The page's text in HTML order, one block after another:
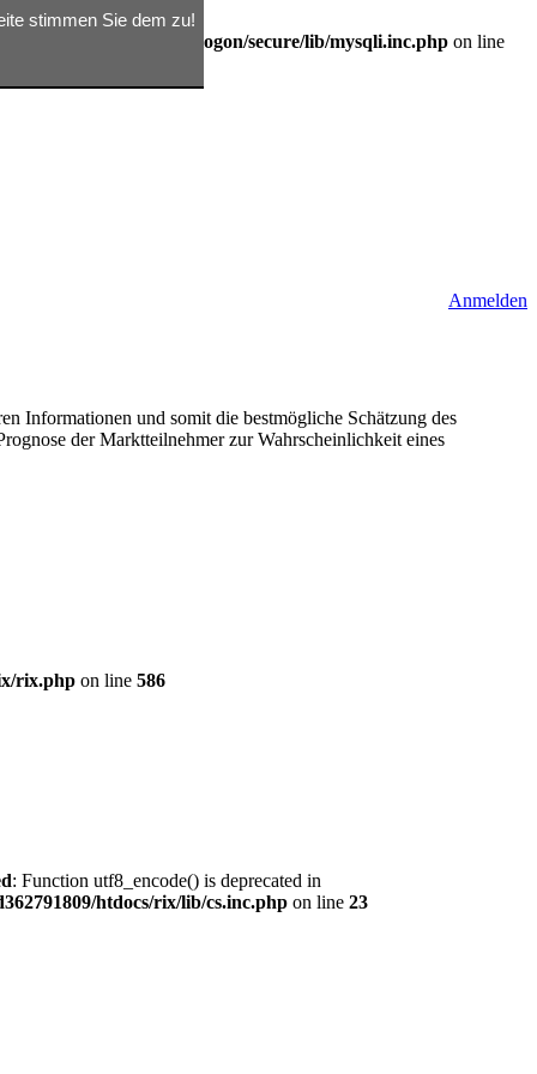
d362791809/htdocs/rix/logon/secure/lib/mysqli.inc.php on line
Anmelden
Informationen und somit die bestmögliche Schätzung des
der Marktteilnehmer zur Wahrscheinlichkeit eines
rix.php on line 586
: Function utf8_encode() is deprecated in
htdocs/rix/lib/cs.inc.php on line23
stimmen Sie dem zu!